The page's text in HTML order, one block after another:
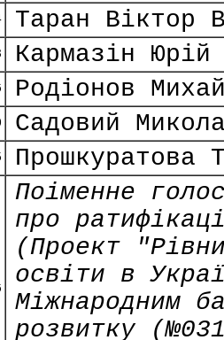
Таран Віктор
Кармазін Юрій
Родіонов
Садовий
Прошкуратова
Поіменне
про
(Проект
освіти в
Міжнародним
розвитку